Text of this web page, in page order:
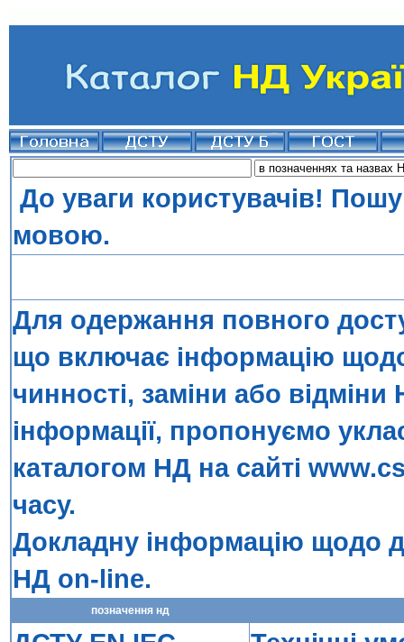
До уваги користувачів!
мовою.
Для одержання повного
що включає інформацію
чинності, заміни або
інформації, пропонуємо
каталогом НД на сайті
часу.
Докладну інформацію щодо
НД on-line.
позначення нд